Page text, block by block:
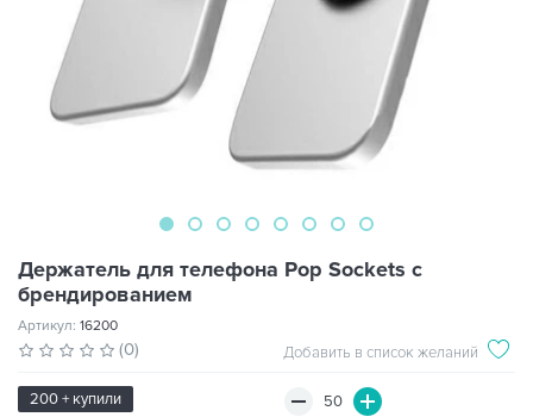
Держатель для телефона Pop Sockets с
брендированием
Артикул: 16200
(0) Добавить в список желаний
200 + купили